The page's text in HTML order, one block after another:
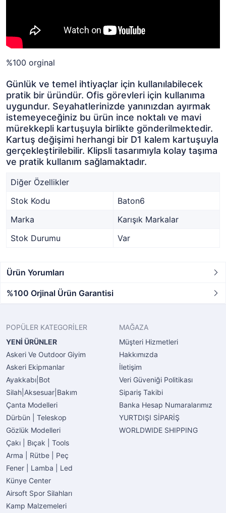
%100 orginal
Günlük ve temel ihtiyaçlar için kullanılabilecek
pratik bir üründür. Ofis görevleri için kullanıma
uygundur. Seyahatlerinizde yanınızdan ayırmak
istemeyeceğiniz bu ürün ince noktalı ve mavi
mürekkepli kartuşuyla birlikte gönderilmektedir.
Kartuş değişimi herhangi bir D1 kalem kartuşuyla
gerçekleştirilebilir. Klipsli tasarımıyla kolay taşıma
ve pratik kullanım sağlamaktadır.
Diğer Özellikler
Stok Kodu
Baton6
Marka
Karışık Markalar
Stok Durumu
Var
Ürün Yorumları
%100 Orjinal Ürün Garantisi
POPÜLER KATEGORİLER
YENİ ÜRÜNLER
Askeri Ve Outdoor Giyim
Askeri Ekipmanlar
Ayakkabı|Bot
Silah|Aksesuar|Bakım
Çanta Modelleri
Dürbün | Teleskop
Gözlük Modelleri
Çakı | Bıçak | Tools
Arma | Rütbe | Peç
Fener | Lamba | Led
Künye Center
Airsoft Spor Silahları
Kamp Malzemeleri
MAĞAZA
Müşteri Hizmetleri
Hakkımızda
İletişim
Veri Güveniği Politikası
Sipariş Takibi
Banka Hesap Numaralarımız
YURTDIŞI SİPARİŞ
WORLDWIDE SHIPPING